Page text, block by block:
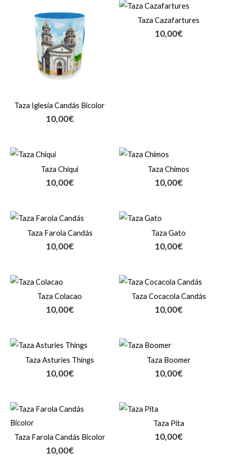
Taza Iglesia Candás Bicolor
10,00€
Taza Cazafartures
10,00€
Taza Chiqui
10,00€
Taza Chimos
10,00€
Taza Farola Candás
10,00€
Taza Gato
10,00€
Taza Colacao
10,00€
Taza Cocacola Candás
10,00€
Taza Asturies Things
10,00€
Taza Boomer
10,00€
Taza Farola Candás Bicolor
10,00€
Taza Pita
10,00€